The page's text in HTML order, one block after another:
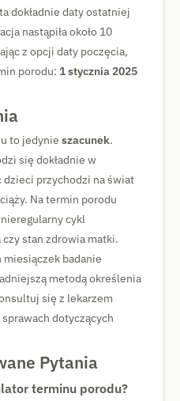
dokładnie daty ostatniej
nastąpiła około 10
z opcji daty poczęcia,
porodu: 1 stycznia 2025
to jedynie szacunek.
się dokładnie w
przychodzi na świat
Na termin porodu
cykl
stan zdrowia matki.
badanie
metodą określenia
się z lekarzem
dotyczących
Pytania
terminu porodu?